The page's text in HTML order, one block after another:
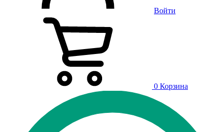
Войти
0 Корзина